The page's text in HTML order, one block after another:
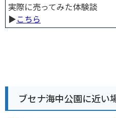
実際に売ってみた体験談
▶︎こちら
ブセナ海中公園に近い